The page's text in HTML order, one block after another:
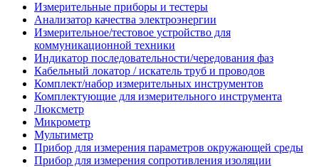
Измерительные приборы и тестеры
Анализатор качества электроэнергии
Измерительное/тестовое устройство для
коммуникационной техники
Индикатор последовательности/чередования фаз
Кабельный локатор / искатель труб и проводов
Комплект/набор измерительных инструментов
Комплектующие для измерительного инструмента
Люксметр
Микрометр
Мультиметр
Прибор для измерения параметров окружающей среды
Прибор для измерения сопротивления изоляции